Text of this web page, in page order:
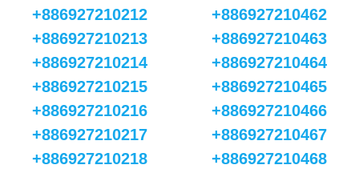
+886927210212
+886927210213
+886927210214
+886927210215
+886927210216
+886927210217
+886927210218
+886927210462
+886927210463
+886927210464
+886927210465
+886927210466
+886927210467
+886927210468